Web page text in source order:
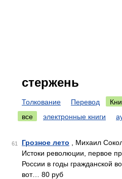
стержень
Толкование Перевод
все
электронные книги
61 Грозное лето , Михаил
Истоки революции, первое
России в годы гражданской
вот… 80 руб